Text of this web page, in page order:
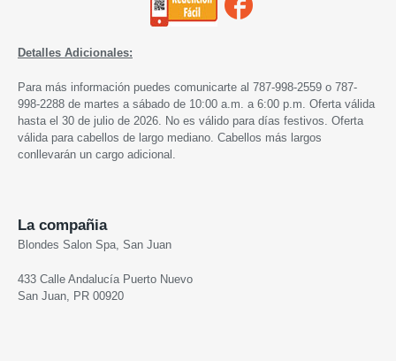
Detalles Adicionales:
Para más información puedes comunicarte al 787-998-2559 o 787-
998-2288 de martes a sábado de 10:00 a.m. a 6:00 p.m . Oferta válida
hasta el 30 de julio de 2026. No es válido para días festivos. Oferta
válida para cabellos de largo mediano. Cabellos más largos
conllevarán un cargo adicional.
La compañia
Blondes Salon Spa, San Juan
433 Calle Andalucía Puerto Nuevo
San Juan, PR 00920